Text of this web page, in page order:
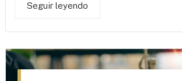
Seguir leyendo